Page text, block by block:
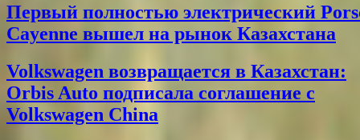
Первый полностью электрический
Cayenne вышел на рынок Казахстана
Volkswagen возвращается в Казахстан:
Orbis Auto подписала соглашение с
Volkswagen China